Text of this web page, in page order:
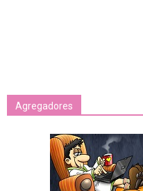
Agregadores